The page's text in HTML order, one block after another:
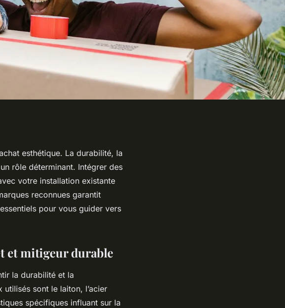
esthétique. La durabilité, la
rôle déterminant. Intégrer des
votre installation existante
reconnues garantit
pour vous guider vers
et mitigeur durable
la durabilité et la
sont le laiton, l’acier
spécifiques influant sur la